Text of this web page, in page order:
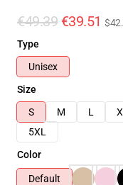
€49.39 €39.51
Type
Unisex
Size
S
M L
5XL
Color
Default